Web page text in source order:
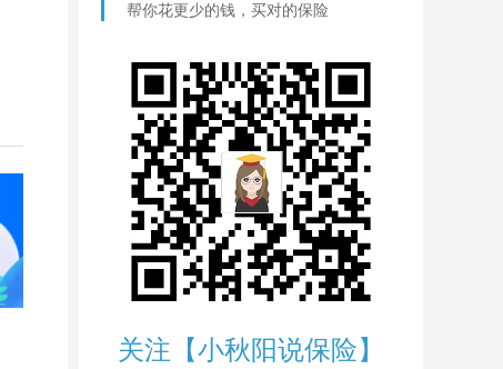
帮你花更少的钱，买对的保险
关注【小秋阳说保险】